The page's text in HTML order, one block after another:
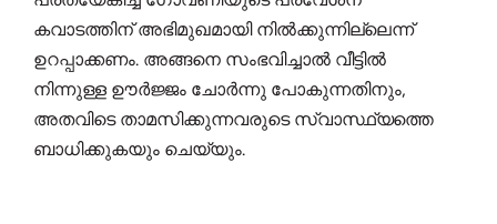
കവാടത്തിന് അഭിമുഖമായി നിൽക്കുന്നില്ലെന്ന്
ഉറപ്പാക്കണം. അങ്ങനെ സംഭവിച്ചാൽ വീട്ടിൽ
നിന്നുള്ള ഊർജ്ജം ചോർന്നു പോകുന്നതിനും,
അതവിടെ താമസിക്കുന്നവരുടെ സ്വാസ്ഥ്യത്തെ
ബാധിക്കുകയും ചെയ്യും.